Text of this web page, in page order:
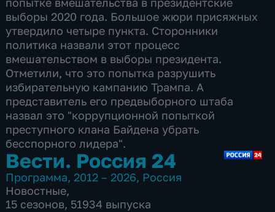
выборы 2020 года. Большое жюри присяжных
утвердило четыре пункта. Cторонники
политика назвали этот процесс
вмешательством в выборы президента.
Отметили, что это попытка разрушить
избирательную кампанию Трампа. А
представитель его предвыборного штаба
назвал это "коррупционной попыткой
преступного клана Байдена убрать
бесспорного лидера".
Вести. Россия 24
Программа, 2012 – 2026, Россия
Новостные,
15 сезонов, 51934 выпуска